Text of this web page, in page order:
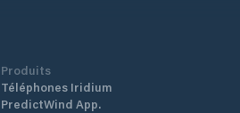
Produits
Téléphones Iridium
PredictWind App.